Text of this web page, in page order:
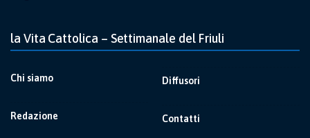
la Vita Cattolica – Settimanale del Friuli
Chi siamo
Redazione
Diffusori
Contatti